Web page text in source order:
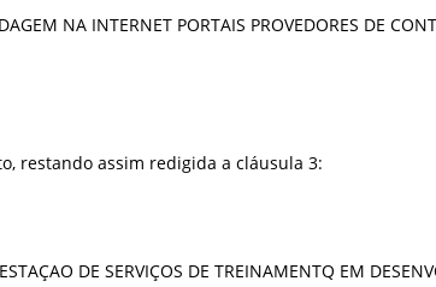
NA INTERNET PORTAIS PROVEDORES DE
restando assim redigida a cláusula 3:
DE SERVIÇOS DE TREINAMENTQ EM